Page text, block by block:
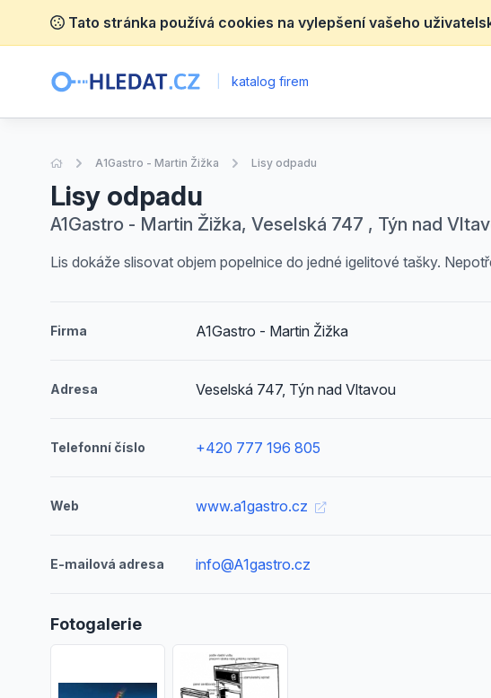
Tato stránka používá cookies na vylepšení vašeho
katalog firem
Úvodní stránka
A1Gastro - Martin Žižka Lisy odpadu
Lisy odpadu
A1Gastro - Martin Žižka, Veselská 747 , Týn nad
Lis dokáže slisovat objem popelnice do jedné igelitové tašky.
Firma A1Gastro - Martin Žižka
Adresa Veselská 747, Týn nad Vltavou
Telefonní číslo +420 777 196 805
Web www.a1gastro.cz
E-mailová adresa info@A1gastro.cz
Fotogalerie